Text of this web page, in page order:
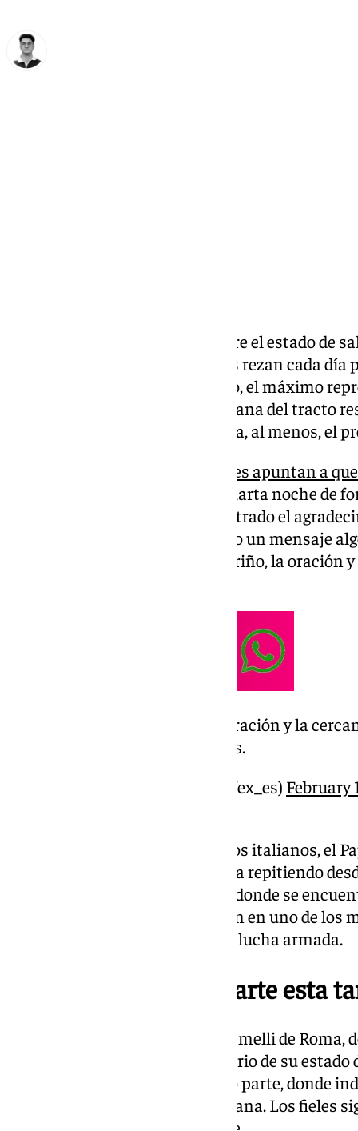
Las últimas informaciones sobre el estado de
preocupado a sus fieles, quienes rezan cada
Según indican desde el Vaticano, el máximo
sufre una infección polimicrobiana del tracto
suspender todos sus actos hasta, al menos, el
las últimas informaciones apuntan a
y que ha pasado su cuarta noche de
oficial del Papa en ‘X’, se ha mostrado el
estado de su salud y ha expuesto un mensaje
seguidores: «Os agradezco, el cariño, la oración
Os agradezco el cariño, la oración y la
acompañando en estos días.
— Papa Francisco (@Pontifex_es) February
Tal y como indican varios medios italianos, el
misma noche, un ritual que lleva repitiendo
perdido desde el hospital desde donde se
con sus mensajes de paz y unión en uno de
país, que se encuentra en plena lucha armada.
Se espera un nuevo parte esta
Desde el Hospital Policlínico Gemelli de Roma,
Padre, han ido informando a diario de su
este martes, se espera un nuevo parte, donde
modificaciones desde esta mañana. Los fieles